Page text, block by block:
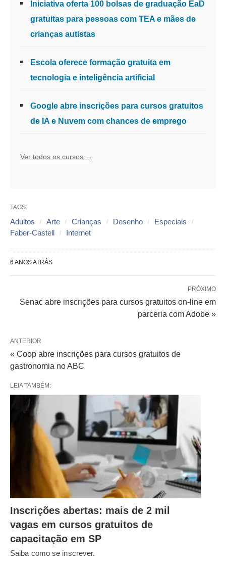
Iniciativa oferta 100 bolsas de graduação EaD
gratuitas para pessoas com TEA e mães de
crianças autistas
Escola oferece formação gratuita em
tecnologia e inteligência artificial
Google abre inscrições para cursos gratuitos
de IA e Nuvem com chances de emprego
Ver todos os cursos →
TAGS:
Adultos Arte Crianças Desenho
Especiais
Faber-Castell
Internet
6 ANOS ATRÁS
PRÓXIMO
Senac abre inscrições para cursos gratuitos on-line em
parceria com Adobe »
ANTERIOR
« Coop abre inscrições para cursos gratuitos de
gastronomia no ABC
LEIA TAMBÉM:
Inscrições abertas: mais de 2 mil
vagas em cursos gratuitos de
capacitação em SP
Saiba como se inscrever.